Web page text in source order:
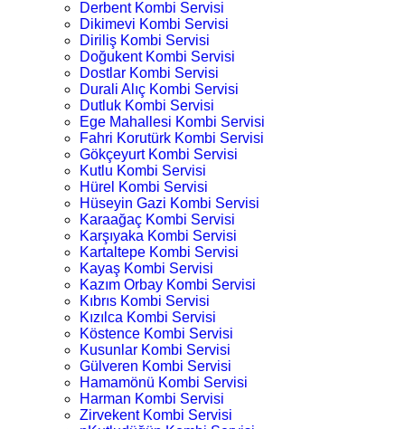
Derbent Kombi Servisi
Dikimevi Kombi Servisi
Diriliş Kombi Servisi
Doğukent Kombi Servisi
Dostlar Kombi Servisi
Durali Alıç Kombi Servisi
Dutluk Kombi Servisi
Ege Mahallesi Kombi Servisi
Fahri Korutürk Kombi Servisi
Gökçeyurt Kombi Servisi
Kutlu Kombi Servisi
Hürel Kombi Servisi
Hüseyin Gazi Kombi Servisi
Karaağaç Kombi Servisi
Karşıyaka Kombi Servisi
Kartaltepe Kombi Servisi
Kayaş Kombi Servisi
Kazım Orbay Kombi Servisi
Kıbrıs Kombi Servisi
Kızılca Kombi Servisi
Köstence Kombi Servisi
Kusunlar Kombi Servisi
Gülveren Kombi Servisi
Hamamönü Kombi Servisi
Harman Kombi Servisi
Zirvekent Kombi Servisi